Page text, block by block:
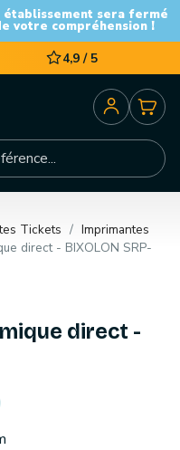
sera fermé
votre compréhension !
4,9 / 5
Tickets
Imprimantes
direct - BIXOLON SRP-
direct -